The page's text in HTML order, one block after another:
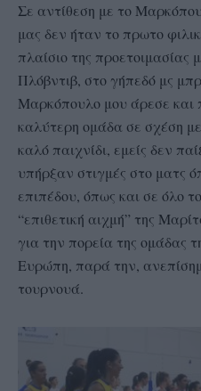
Σε αντίθεση με το
μας δεν ήταν το πρωτο
πλαίσιο της
Πλόβντιβ, στο γήπεδό μς
Μαρκόπουλο μου άρεσε και
καλύτερη ομάδα σε σχέση
καλό παιχνίδι, εμείς δεν
υπήρξαν στιγμές στο ματς
επιπέδου, όπως και σε όλο
“επιθετική αιχμή” της
για την πορεία της ομάδας
Ευρώπη, παρά την,
τουρνουά.